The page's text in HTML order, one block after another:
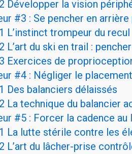
Développer la vision
#3 : Se pencher en arrière
L’instinct trompeur du recul
L’art du ski en trail :
Exercices de
#4 : Négliger le
Des balanciers délaissés
La technique du balancier
#5 : Forcer la cadence
La lutte stérile contre les
L’art du lâcher-prise